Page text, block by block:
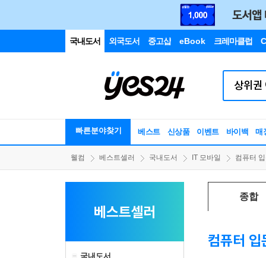
국내도서 외국도서 중고샵 eBook 크레마클럽
빠른분야찾기 베스트 신상품 이벤트 바이백 매
웰컴 베스트셀러 국내도서 IT 모바일 컴퓨터
베스트셀러
국내도서
종합
컴퓨터